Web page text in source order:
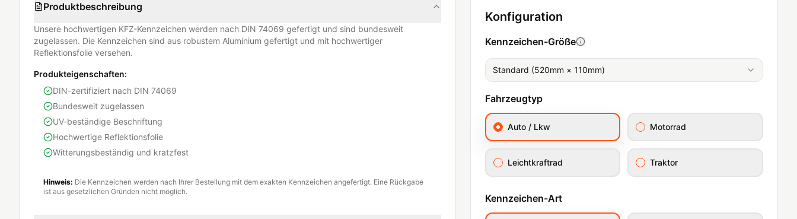
Konfiguration
Kennzeichen-Größe
Standard (520mm × 110mm)
Fahrzeugtyp
Auto / Lkw Motorrad
Leichtkraftrad Traktor
Kennzeichen-Art
Produktbeschreibung
Unsere hochwertigen KFZ-Kennzeichen werden nach DIN 74069 gefertigt und sind bundesweit
zugelassen. Die Kennzeichen sind aus robustem Aluminium gefertigt und mit hochwertiger
Reflektionsfolie versehen.
Produkteigenschaften:
DIN-zertifiziert nach DIN 74069
Bundesweit zugelassen
UV-beständige Beschriftung
Hochwertige Reflektionsfolie
Witterungsbeständig und kratzfest
Hinweis: Die Kennzeichen werden nach Ihrer Bestellung mit dem exakten Kennzeichen angefertigt. Eine Rückgabe
ist aus gesetzlichen Gründen nicht möglich.